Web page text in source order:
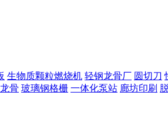
生物质颗粒燃烧机 轻钢龙骨厂 圆切刀
骨 玻璃钢格栅 一体化泵站 廊坊印刷